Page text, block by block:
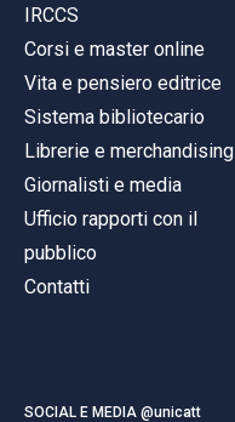
IRCCS
Corsi e master online
Vita e pensiero editrice
Sistema bibliotecario
Librerie e merchandising
Giornalisti e media
Ufficio rapporti con il
pubblico
Contatti
SOCIAL E MEDIA @unicatt